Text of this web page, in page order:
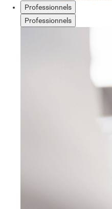
Professionnels
Professionnels